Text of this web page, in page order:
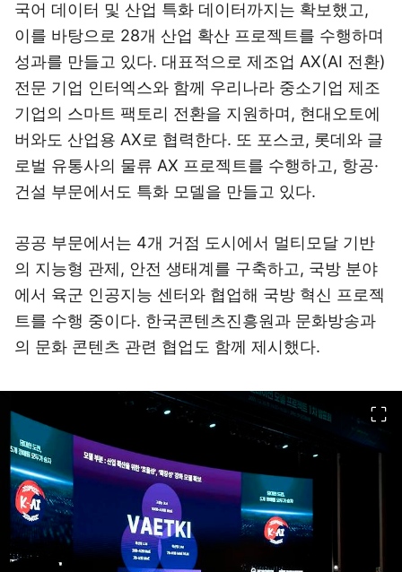
국어 데이터 및 산업 특화 데이터까지는 확보했고,
이를 바탕으로 28개 산업 확산 프로젝트를 수행하며
성과를 만들고 있다. 대표적으로 제조업 AX(AI 전환)
전문 기업 인터엑스와 함께 우리나라 중소기업 제조
기업의 스마트 팩토리 전환을 지원하며, 현대오토에
버와도 산업용 AX로 협력한다. 또 포스코, 롯데와 글
로벌 유통사의 물류 AX 프로젝트를 수행하고, 항공·
건설 부문에서도 특화 모델을 만들고 있다.
공공 부문에서는 4개 거점 도시에서 멀티모달 기반
의 지능형 관제, 안전 생태계를 구축하고, 국방 분야
에서 육군 인공지능 센터와 협업해 국방 혁신 프로젝
트를 수행 중이다. 한국콘텐츠진흥원과 문화방송과
의 문화 콘텐츠 관련 협업도 함께 제시했다.